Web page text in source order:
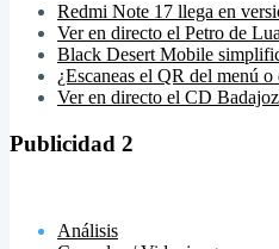
Redmi Note 17 llega en
Ver en directo el Petro de
Black Desert Mobile
¿Escaneas el QR del menú
Ver en directo el CD
Publicidad 2
Análisis